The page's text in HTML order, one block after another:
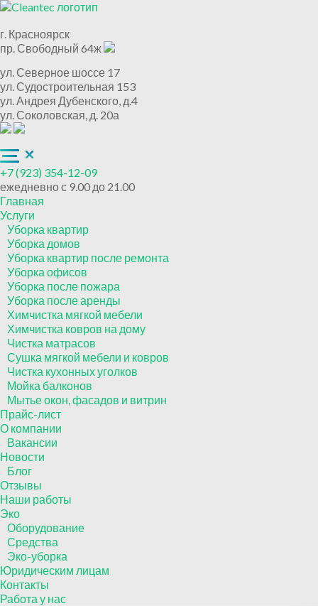
г. Красноярск
пр. Свободный 64ж
ул. Северное шоссе 17
ул. Судостроительная 153
ул. Андрея Дубенского, д.4
ул. Соколовская, д. 20а
+7 (923) 354-12-09
ежедневно с 9.00 до 21.00
Главная
Услуги
Уборка квартир
Уборка домов
Уборка квартир после ремонта
Уборка офисов
Уборка после пожара
Уборка после аренды
Химчистка мягкой мебели
Химчистка ковров на дому
Чистка матрасов
Сушка мягкой мебели и ковров
Чистка кухонных уголков
Мойка балконов
Мытье окон, фасадов и витрин
Прайс-лист
О компании
Вакансии
Новости
Блог
Отзывы
Наши работы
Эко
Оборудование
Средства
Эко-уборка
Юридическим лицам
Контакты
Работа у нас